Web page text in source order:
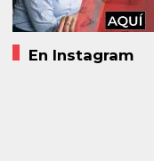
En Instagram